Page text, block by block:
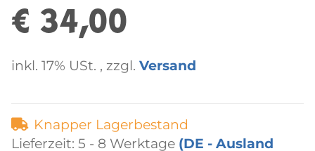
€ 34,00
inkl. 17% USt. , zzgl. Versand
Knapper Lagerbestand
Lieferzeit: 5 - 8 Werktage (DE - Ausland